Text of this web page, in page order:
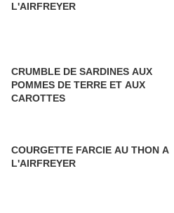
L'AIRFREYER
CRUMBLE DE SARDINES AUX
POMMES DE TERRE ET AUX
CAROTTES
COURGETTE FARCIE AU THON A
L'AIRFREYER